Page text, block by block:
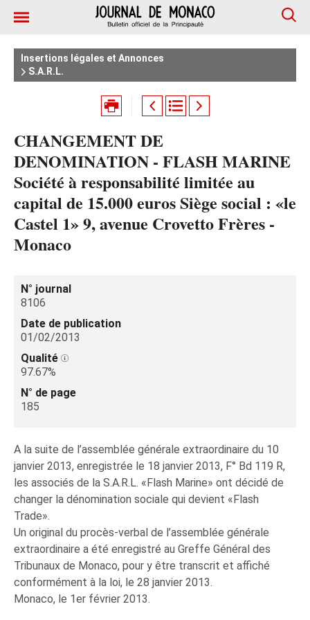
Insertions légales et Annonces
S.A.R.L.
CHANGEMENT DE
DENOMINATION - FLASH MARINE
Société à responsabilité limitée au
capital de 15.000 euros Siège social : «le
Castel 1» 9, avenue Crovetto Frères -
Monaco
N° journal
8106
Date de publication
01/02/2013
Qualité
97.67%
N° de page
185
A la suite de l’assemblée générale extraordinaire du 10
janvier 2013, enregistrée le 18 janvier 2013, F° Bd 119 R,
les associés de la S.A.R.L. «Flash Marine» ont décidé de
changer la dénomination sociale qui devient «Flash
Trade».
Un original du procès-verbal de l’assemblée générale
extraordinaire a été enregistré au Greffe Général des
Tribunaux de Monaco, pour y être transcrit et affiché
conformément à la loi, le 28 janvier 2013.
Monaco, le 1er février 2013.